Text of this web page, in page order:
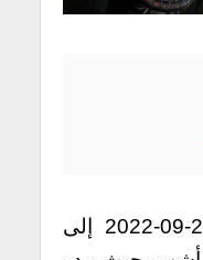
تراجعت تداولات النفط 26-09-2022 إلى